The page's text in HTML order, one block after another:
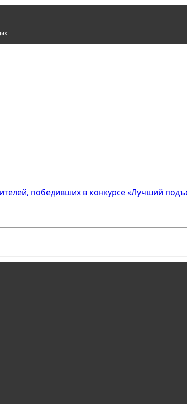
победивших в конкурсе «Лучший